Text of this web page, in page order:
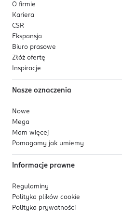
O firmie
Kariera
CSR
Ekspansja
Biuro prasowe
Złóż ofertę
Inspiracje
Nasze oznaczenia
Nowe
Mega
Mam więcej
Pomagamy jak umiemy
Informacje prawne
Regulaminy
Polityka plików cookie
Polityka prywatności